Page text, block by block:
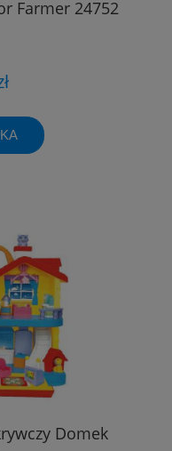
Farmer 24752
Domek